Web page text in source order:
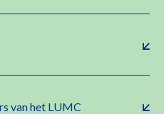
van het LUMC